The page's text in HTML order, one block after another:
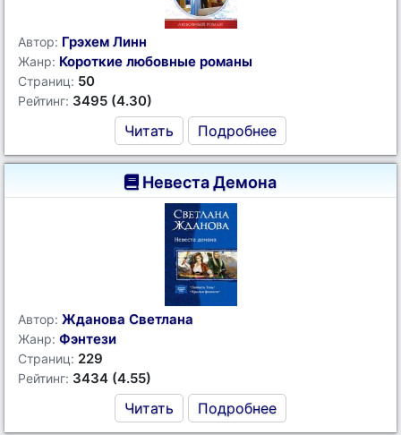
Автор: Грэхем Линн
Жанр: Короткие любовные романы
Страниц: 50
Рейтинг: 3495 (4.30)
Читать Подробнее
Невеста Демона
Автор: Жданова Светлана
Жанр: Фэнтези
Страниц: 229
Рейтинг: 3434 (4.55)
Читать Подробнее